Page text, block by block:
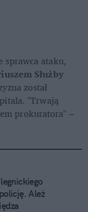
sprawca ataku,
Służby
został
"Trwają
prokuratora" –
Ależ